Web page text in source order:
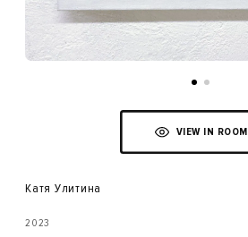
VIEW IN ROOM
Катя Улитина
2023